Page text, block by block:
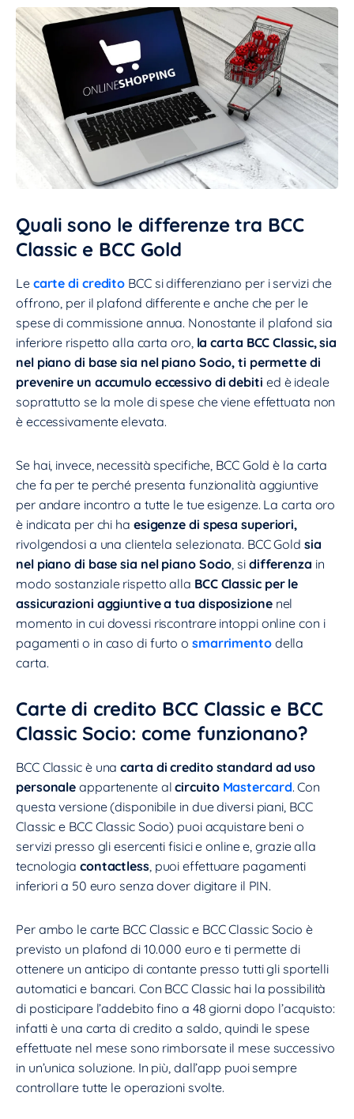
Leggi la recensione completa »
Vai al sito ufficiale
Quali sono le differenze tra BCC
Classic e BCC Gold
Le carte di credito BCC si differenziano per i servizi che
offrono, per il plafond differente e anche che per le
spese di commissione annua. Nonostante il plafond sia
inferiore rispetto alla carta oro, la carta BCC Classic, sia
nel piano di base sia nel piano Socio, ti permette di
prevenire un accumulo eccessivo di debiti ed è ideale
soprattutto se la mole di spese che viene effettuata non
è eccessivamente elevata.
Se hai, invece, necessità specifiche, BCC Gold è la carta
che fa per te perché presenta funzionalità aggiuntive
per andare incontro a tutte le tue esigenze. La carta oro
è indicata per chi ha esigenze di spesa superiori,
rivolgendosi a una clientela selezionata. BCC Gold sia
nel piano di base sia nel piano Socio , si differenza in
modo sostanziale rispetto alla BCC Classic per le
assicurazioni aggiuntive a tua disposizione nel
momento in cui dovessi riscontrare intoppi online con i
pagamenti o in caso di furto o smarrimentodella
carta.
Carte di credito BCC Classic e BCC
Classic Socio: come funzionano?
BCC Classic è unacarta di credito standard ad uso
personale appartenente alcircuito Mastercard. Con
questa versione (disponibile in due diversi piani, BCC
Classic e BCC Classic Socio) puoi acquistare beni o
servizi presso gli esercenti fisici e online e, grazie alla
tecnologia contactless, puoi effettuare pagamenti
inferiori a 50 euro senza dover digitare il PIN.
Per ambo le carte BCC Classic e BCC Classic Socio è
previsto un plafond di 10.000 euro e ti permette di
ottenere un anticipo di contante presso tutti gli sportelli
automatici e bancari. Con BCC Classic hai la possibilità
di posticipare l’addebito fino a 48 giorni dopo l’acquisto:
infatti è una carta di credito a saldo, quindi le spese
effettuate nel mese sono rimborsate il mese successivo
in un’unica soluzione. In più, dall’app puoi sempre
controllare tutte le operazioni svolte.